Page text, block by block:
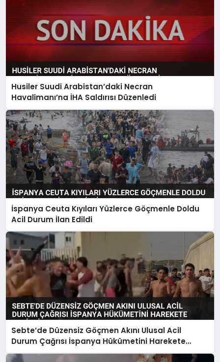
Husiler Suudi Arabistan’daki Necran
Havalimanı’na İHA Saldırısı Düzenledi
İspanya Ceuta Kıyıları Yüzlerce Göçmenle Doldu
Acil Durum İlan Edildi
Sebte’de Düzensiz Göçmen Akını Ulusal Acil
Durum Çağrısı İspanya Hükümetini Harekete
Geçirdi